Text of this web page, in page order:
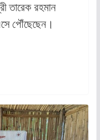
তারেক রহমান
পৌঁছেছেন।